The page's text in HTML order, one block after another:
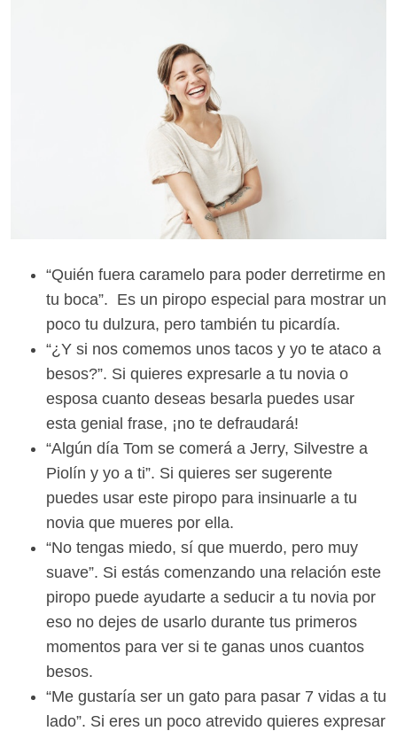
“Quién fuera caramelo para poder derretirme en
tu boca”. Es un piropo especial para mostrar un
poco tu dulzura, pero también tu picardía.
“¿Y si nos comemos unos tacos y yo te ataco a
besos?”. Si quieres expresarle a tu novia o
esposa cuanto deseas besarla puedes usar
esta genial frase, ¡no te defraudará!
“Algún día Tom se comerá a Jerry, Silvestre a
Piolín y yo a ti”. Si quieres ser sugerente
puedes usar este piropo para insinuarle a tu
novia que mueres por ella.
“No tengas miedo, sí que muerdo, pero muy
suave”. Si estás comenzando una relación este
piropo puede ayudarte a seducir a tu novia por
eso no dejes de usarlo durante tus primeros
momentos para ver si te ganas unos cuantos
besos.
“Me gustaría ser un gato para pasar 7 vidas a tu
lado”. Si eres un poco atrevido quieres expresar